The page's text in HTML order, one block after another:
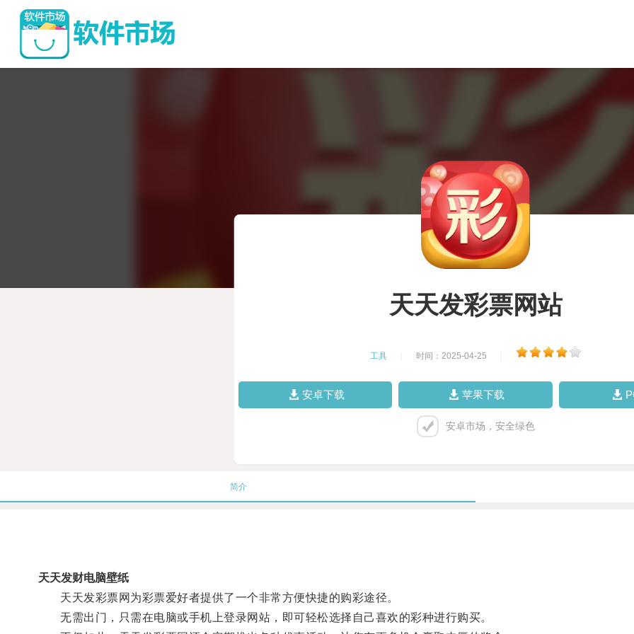
天天发彩票网站
工具 时间：2025-04-25
安卓下载 苹果下载
安卓市场，安全绿色
简介
天天发财电脑壁纸
天天发彩票网为彩票爱好者提供了一个非常方便快捷的购彩途径。
无需出门，只需在电脑或手机上登录网站，即可轻松选择自己喜欢的彩种进行购买。